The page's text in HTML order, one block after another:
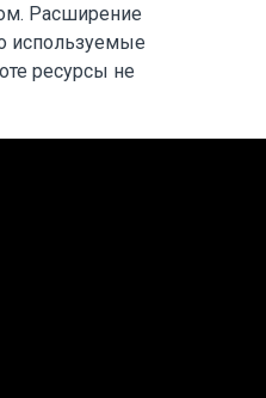
Расширение
используемые
ресурсы не